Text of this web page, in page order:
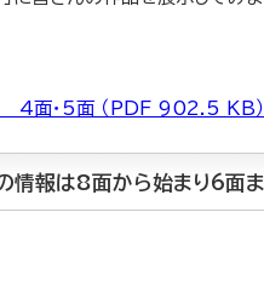
4面・5面 （PDF 902.5 KB）
報は8面から始まり6面ま